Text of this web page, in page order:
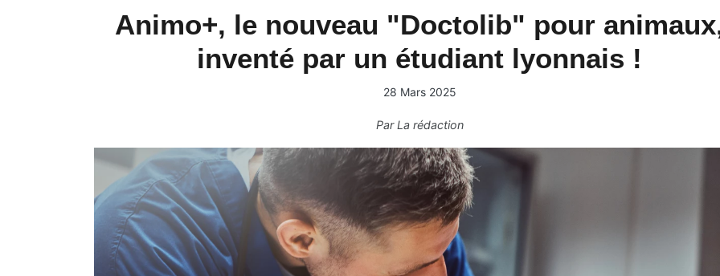
Animo+, le nouveau "Doctolib" pour
inventé par un étudiant lyonnais !
28 Mars 2025
ParLa rédaction